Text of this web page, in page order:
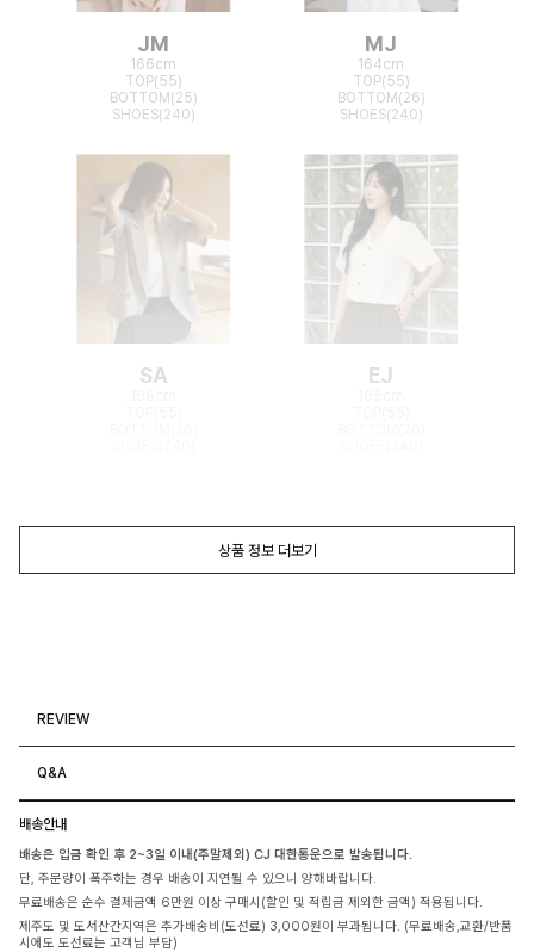
JM
166cm
TOP(55)
BOTTOM(25)
SHOES(240)
MJ
164cm
TOP(55)
BOTTOM(26)
SHOES(240)
SA EJ
상품 정보 더보기
REVIEW
Q&A
배송안내
배송은 입금 확인 후 2~3일 이내(주말제외) CJ 대한통운으로 발송됩니다.
단, 주문량이 폭주하는 경우 배송이 지연될 수 있으니 양해바랍니다.
무료배송은 순수 결제금액 6만원 이상 구매시(할인 및 적립금 제외한 금액) 적용됩니다.
제주도 및 도서산간지역은 추가배송비(도선료) 3,000원이 부과됩니다. (무료배송,교환/반품
시에도 도선료는 고객님 부담)